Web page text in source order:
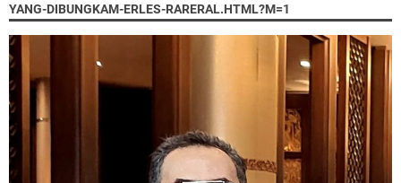
YANG-DIBUNGKAM-ERLES-RARERAL.HTML?M=1